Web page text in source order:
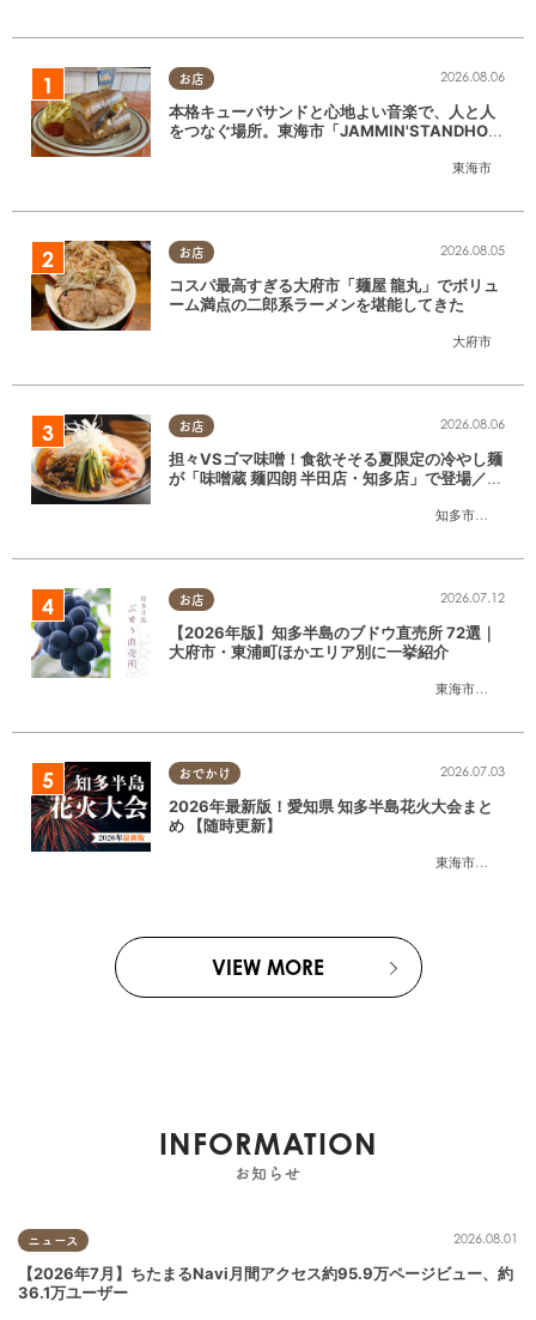
お店
東海市
2026.08.06
本格キューバサンドと心地よい音楽で、人と人
をつなぐ場所。東海市「JAMMIN'STANDHOU
お店
大府市
2026.08.05
コスパ最高すぎる大府市「麺屋 龍丸」でボリュ
ーム満点の二郎系ラーメンを堪能してきた
お店
知多市
,半田市
2026.08.06
担々VSゴマ味噌！食欲そそる夏限定の冷やし麺
が「味噌蔵 麺四朗 半田店・知多店」で登場／ち
お店
東海市
,大府市
2026.07.12
【2026年版】知多半島のブドウ直売所 72選｜
大府市・東浦町ほかエリア別に一挙紹介
おでかけ
東海市
,大府市
2026.07.03
2026年最新版！愛知県 知多半島花火大会まと
め 【随時更新】
VIEW MORE
INFORMATION
お知らせ
ニュース 2026.08.01
【2026年7月】ちたまるNavi月間アクセス約95.9万ページビュー、約
36.1万ユーザー